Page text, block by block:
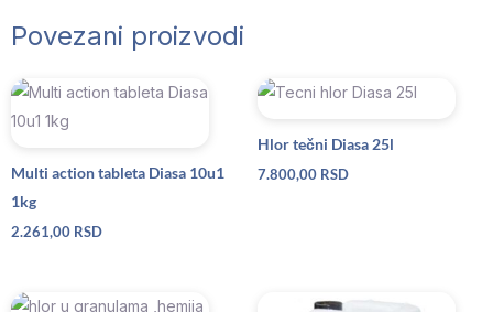
Povezani proizvodi
Multi action tableta Diasa 10u1
1kg
2.261,00 RSD
Hlor tečni Diasa 25l
7.800,00 RSD